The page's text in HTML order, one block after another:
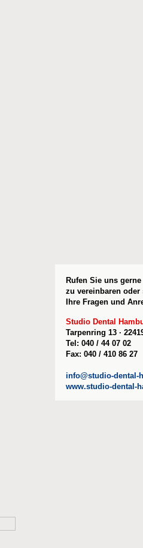
Rufen Sie uns
zu vereinbaren
Ihre Fragen und
Studio Dental
Tarpenring 13 ·
Tel: 040 / 44 07 02
Fax: 040 / 410 86 27
info@studio-dental-
www.studio-dental-